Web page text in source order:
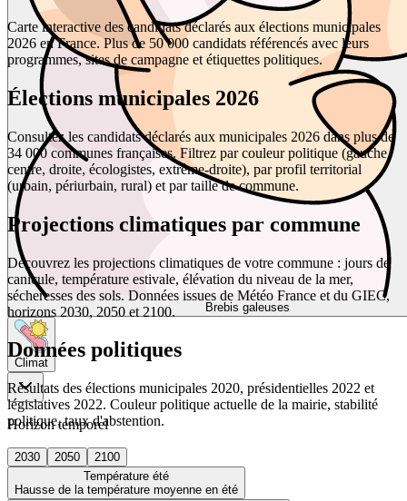
Brebis galeuses
Climat
Horizon temporel
2030 2050
2100
Température été
Hausse de la température moyenne en été
Carte interactive des candidats déclarés aux élections municipales
2026 en France. Plus de 50 000 candidats référencés avec leurs
programmes, sites de campagne et étiquettes politiques.
Élections municipales 2026
Consultez les candidats déclarés aux municipales 2026 dans plus de
34 000 communes françaises. Filtrez par couleur politique (gauche,
centre, droite, écologistes, extrême-droite), par profil territorial
(urbain, périurbain, rural) et par taille de commune.
Projections climatiques par commune
Découvrez les projections climatiques de votre commune : jours de
canicule, température estivale, élévation du niveau de la mer,
sécheresses des sols. Données issues de Météo France et du GIEC,
horizons 2030, 2050 et 2100.
Données politiques
Résultats des élections municipales 2020, présidentielles 2022 et
législatives 2022. Couleur politique actuelle de la mairie, stabilité
politique, taux d'abstention.